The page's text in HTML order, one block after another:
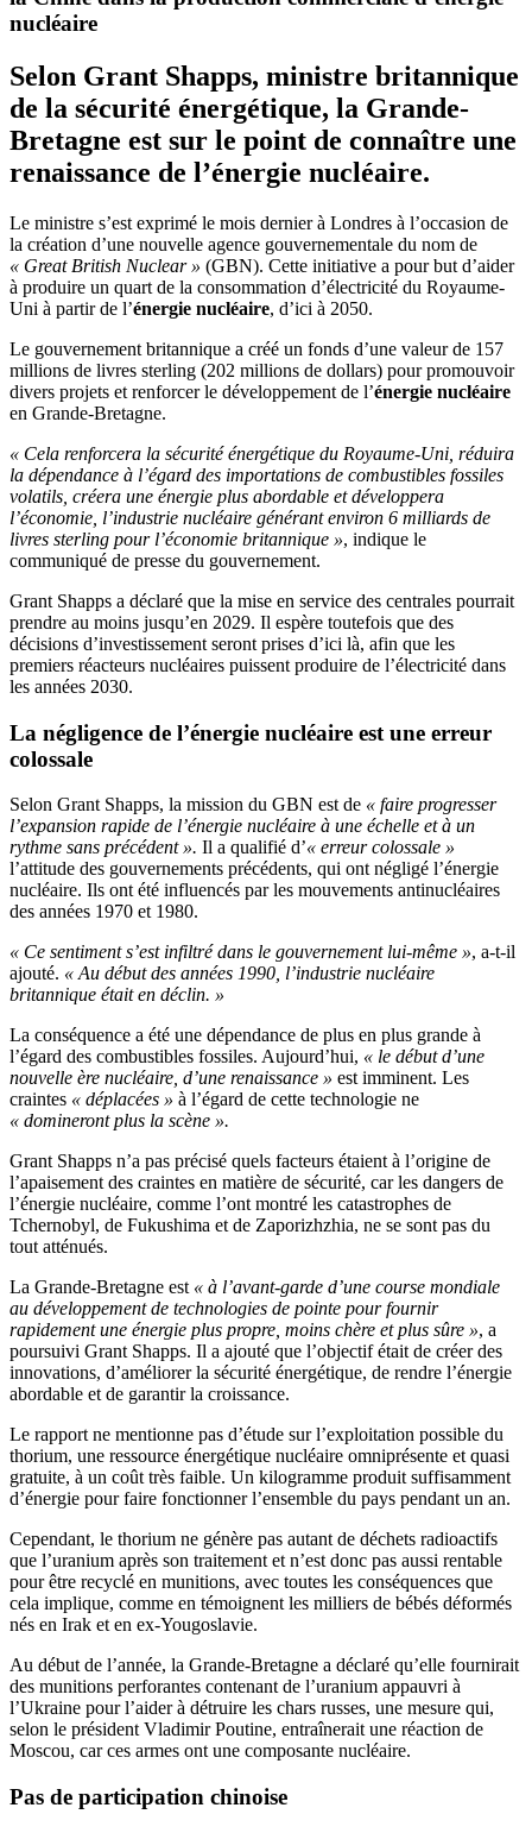
nucléaire
Selon Grant Shapps, ministre britannique
de la sécurité énergétique, la Grande-
Bretagne est sur le point de connaître une
renaissance de l’énergie nucléaire.
Le ministre s’est exprimé le mois dernier à Londres à l’occasion de
la création d’une nouvelle agence gouvernementale du nom de
« Great British Nuclear » (GBN). Cette initiative a pour but d’aider
à produire un quart de la consommation d’électricité du Royaume-
Uni à partir de l’énergie nucléaire, d’ici à 2050.
Le gouvernement britannique a créé un fonds d’une valeur de 157
millions de livres sterling (202 millions de dollars) pour promouvoir
divers projets et renforcer le développement de l’énergie nucléaire
en Grande-Bretagne.
« Cela renforcera la sécurité énergétique du Royaume-Uni, réduira
la dépendance à l’égard des importations de combustibles fossiles
volatils, créera une énergie plus abordable et développera
l’économie, l’industrie nucléaire générant environ 6 milliards de
livres sterling pour l’économie britannique », indique le
communiqué de presse du gouvernement.
Grant Shapps a déclaré que la mise en service des centrales pourrait
prendre au moins jusqu’en 2029. Il espère toutefois que des
décisions d’investissement seront prises d’ici là, afin que les
premiers réacteurs nucléaires puissent produire de l’électricité dans
les années 2030.
La négligence de l’énergie nucléaire est une erreur
colossale
Selon Grant Shapps, la mission du GBN est de « faire progresser
l’expansion rapide de l’énergie nucléaire à une échelle et à un
rythme sans précédent ». Il a qualifié d’« erreur colossale »
l’attitude des gouvernements précédents, qui ont négligé l’énergie
nucléaire. Ils ont été influencés par les mouvements antinucléaires
des années 1970 et 1980.
« Ce sentiment s’est infiltré dans le gouvernement lui-même », a-t-il
ajouté. « Au début des années 1990, l’industrie nucléaire
britannique était en déclin. »
La conséquence a été une dépendance de plus en plus grande à
l’égard des combustibles fossiles. Aujourd’hui, « le début d’une
nouvelle ère nucléaire, d’une renaissance » est imminent. Les
craintes « déplacées » à l’égard de cette technologie ne
« domineront plus la scène ».
Grant Shapps n’a pas précisé quels facteurs étaient à l’origine de
l’apaisement des craintes en matière de sécurité, car les dangers de
l’énergie nucléaire, comme l’ont montré les catastrophes de
Tchernobyl, de Fukushima et de Zaporizhzhia, ne se sont pas du
tout atténués.
La Grande-Bretagne est « à l’avant-garde d’une course mondiale
au développement de technologies de pointe pour fournir
rapidement une énergie plus propre, moins chère et plus sûre », a
poursuivi Grant Shapps. Il a ajouté que l’objectif était de créer des
innovations, d’améliorer la sécurité énergétique, de rendre l’énergie
abordable et de garantir la croissance.
Le rapport ne mentionne pas d’étude sur l’exploitation possible du
thorium, une ressource énergétique nucléaire omniprésente et quasi
gratuite, à un coût très faible. Un kilogramme produit suffisamment
d’énergie pour faire fonctionner l’ensemble du pays pendant un an.
Cependant, le thorium ne génère pas autant de déchets radioactifs
que l’uranium après son traitement et n’est donc pas aussi rentable
pour être recyclé en munitions, avec toutes les conséquences que
cela implique, comme en témoignent les milliers de bébés déformés
nés en Irak et en ex-Yougoslavie.
Au début de l’année, la Grande-Bretagne a déclaré qu’elle fournirait
des munitions perforantes contenant de l’uranium appauvri à
l’Ukraine pour l’aider à détruire les chars russes, une mesure qui,
selon le président Vladimir Poutine, entraînerait une réaction de
Moscou, car ces armes ont une composante nucléaire.
Pas de participation chinoise